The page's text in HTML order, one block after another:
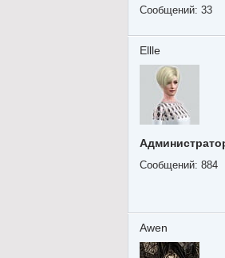
Сообщений: 33
Ellle
Сообщений: 884
Awen